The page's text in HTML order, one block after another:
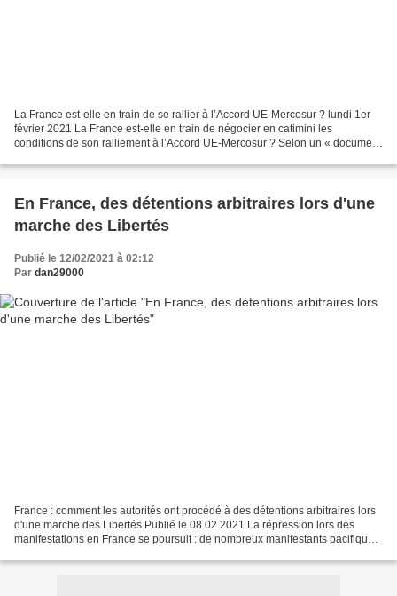
La France est-elle en train de se rallier à l’Accord UE-Mercosur ? lundi 1er
février 2021 La France est-elle en train de négocier en catimini les
conditions de son ralliement à l’Accord UE-Mercosur ? Selon un « document
En France, des détentions arbitraires lors d'une
marche des Libertés
Publié le 12/02/2021 à 02:12
Par dan29000
France : comment les autorités ont procédé à des détentions arbitraires lors
d'une marche des Libertés Publié le 08.02.2021 La répression lors des
manifestations en France se poursuit : de nombreux manifestants pacifiques